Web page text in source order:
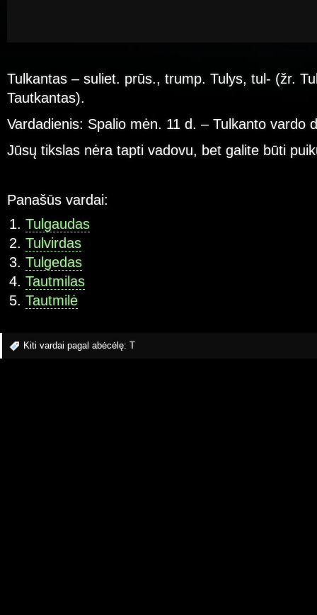
Tulkantas – suliet. prūs., trump. Tulys, tul- (žr.
Tautkantas).
Vardadienis: Spalio mėn. 11 d. – Tulkanto vardo
Jūsų tikslas nėra tapti vadovu, bet galite būti
Panašūs vardai:
Tulgaudas
Tulvirdas
Tulgedas
Tautmilas
Tautmilė
Kiti vardai pagal abėcėlę: T